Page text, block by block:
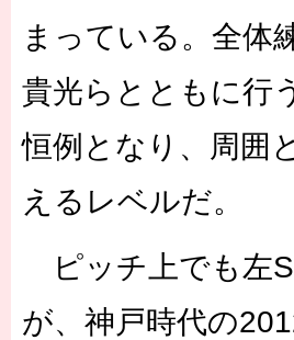
まっている。全体
貴光らとともに行
恒例となり、周囲
えるレベルだ。
ピッチ上でも左
が、神戸時代の